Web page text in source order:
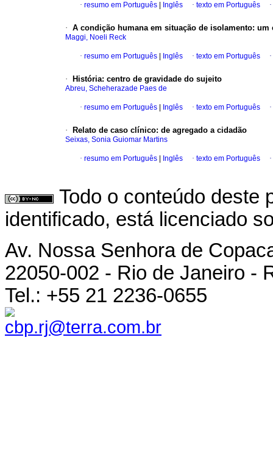
· resumo em Português Inglês · texto em Português ·
· A condição humana em situação de isolamento: um
Maggi, Noeli Reck
· resumo em Português Inglês · texto em Português ·
· História: centro de gravidade do sujeito
Abreu, Scheherazade Paes de
· resumo em Português Inglês · texto em Português ·
· Relato de caso clínico: de agregado a cidadão
Seixas, Sonia Guiomar Martins
· resumo em Português Inglês · texto em Português ·
Todo o conteúdo deste
identificado, está licenciado
Av. Nossa Senhora de
22050-002 - Rio de Janeiro -
Tel.: +55 21 2236-0655
cbp.rj@terra.com.br